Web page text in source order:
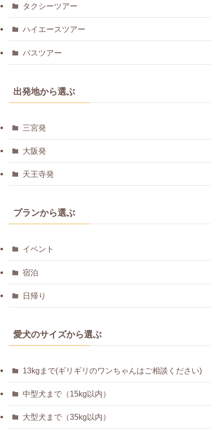
タクシーツアー
ハイエースツアー
バスツアー
出発地から選ぶ
三宮発
大阪発
天王寺発
プランから選ぶ
イベント
宿泊
日帰り
愛犬のサイズから選ぶ
13kgまで(ギリギリのワンちゃんはご相談ください)
中型犬まで（15kg以内）
大型犬まで（35kg以内）